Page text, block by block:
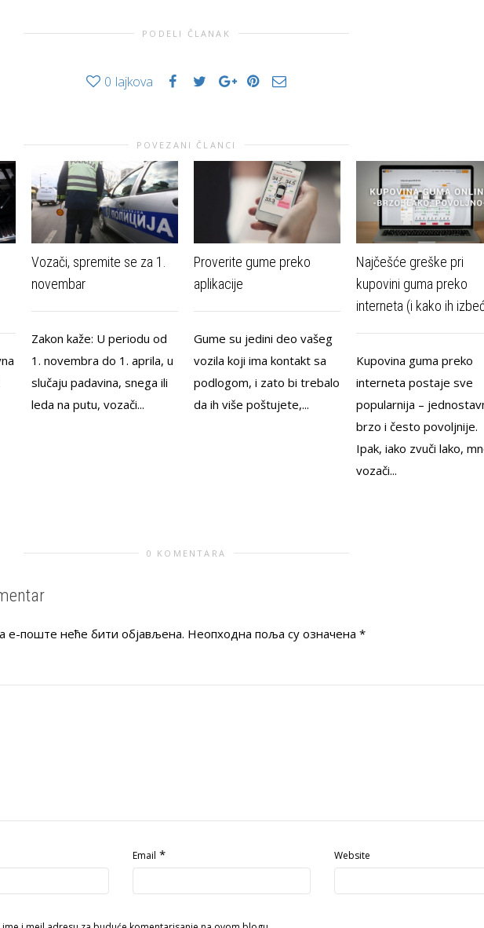
PODELI ČLANAK
0 lajkova
POVEZANI ČLANCI
Vozači, spremite se za 1.
novembar
Zakon kaže: U periodu od
1. novembra do 1. aprila, u
slučaju padavina, snega ili
leda na putu, vozači...
Proverite gume preko
aplikacije
Gume su jedini deo vašeg
vozila koji ima kontakt sa
podlogom, i zato bi trebalo
da ih više poštujete,...
Najčešće greške pri
kupovini guma preko
interneta (i kako ih
Kupovina guma preko
interneta postaje sve
popularnija –
brzo i često povoljnije.
Ipak, iako zvuči lako,
vozači...
0 KOMENTARA
е-поште неће бити објављена. Неопходна поља су означена *
Email * Website